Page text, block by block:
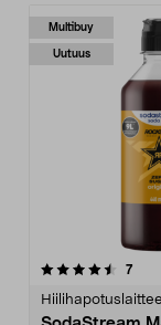
Multibuy
Uutuus
7
4.5 viidestä